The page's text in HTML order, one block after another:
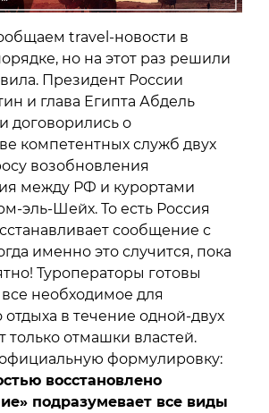
travel-новости в
но на этот раз решили
Президент России
и глава Египта Абдель
договорились о
компетентных служб двух
возобновления
между РФ и курортами
эль-Шейх. То есть Россия
сообщение с
именно это случится, пока
Туроператоры готовы
необходимое для
отдыха в течение одной-двух
только отмашки властей.
формулировку:
восстановлено
подразумевает все виды